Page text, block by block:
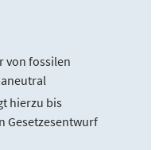
von fossilen
hierzu bis
Gesetzesentwurf